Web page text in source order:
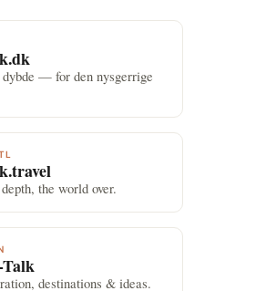
— for den nysgerrige
the world over.
Talk
destinations & ideas.